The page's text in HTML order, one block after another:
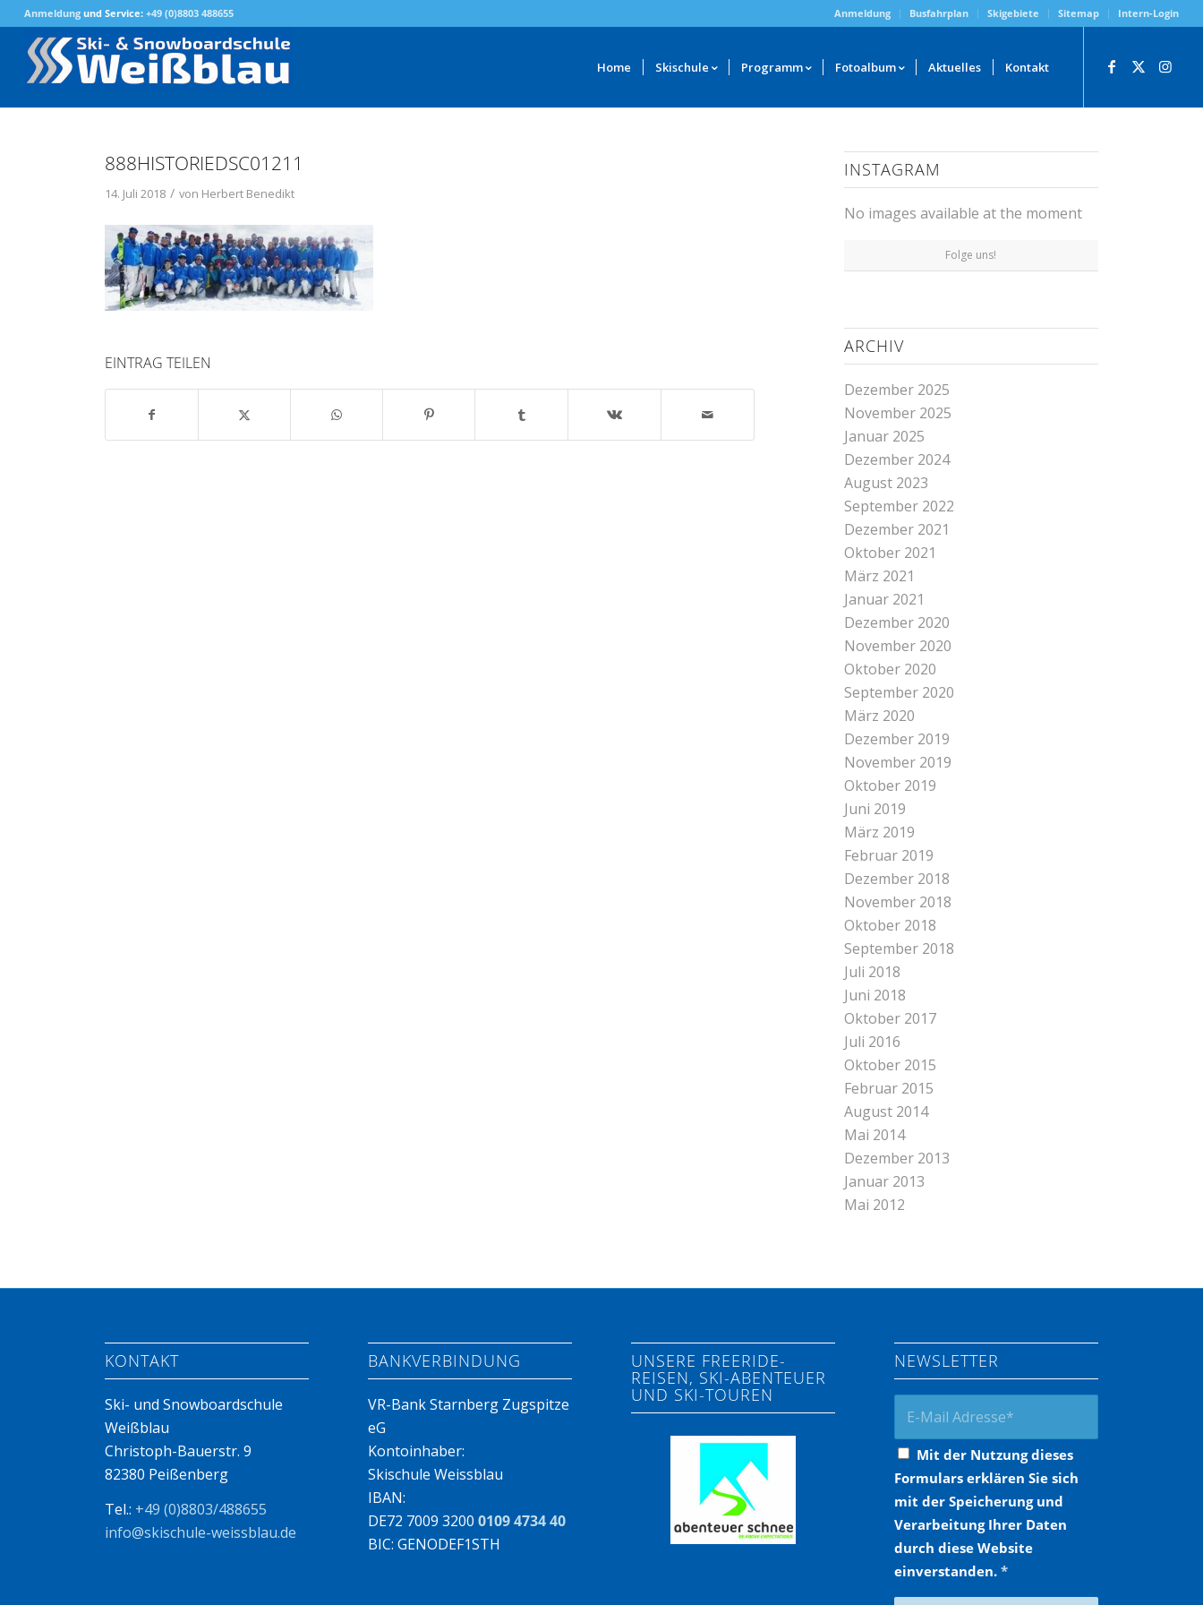
Anmeldung Busfahrplan Skigebiete Sitemap Intern-Login
Anmeldungund Service: +49 (0)8803 488655
Home Skischule Programm Fotoalbum Aktuelles Kontakt
888HISTORIEDSC01211
14. Juli 2018 / von Herbert Benedikt
EINTRAG TEILEN
INSTAGRAM
No images available at the moment
Folge uns!
ARCHIV
Dezember 2025
November 2025
Januar 2025
Dezember 2024
August 2023
September 2022
Dezember 2021
Oktober 2021
März 2021
Januar 2021
Dezember 2020
November 2020
Oktober 2020
September 2020
März 2020
Dezember 2019
November 2019
Oktober 2019
Juni 2019
März 2019
Februar 2019
Dezember 2018
November 2018
Oktober 2018
September 2018
Juli 2018
Juni 2018
Oktober 2017
Juli 2016
Oktober 2015
Februar 2015
August 2014
Mai 2014
Dezember 2013
Januar 2013
Mai 2012
KONTAKT
Ski- und Snowboardschule
Weißblau
Christoph-Bauerstr. 9
82380 Peißenberg
Tel.: +49 (0)8803/488655
info@skischule-weissblau.de
BANKVERBINDUNG
VR-Bank Starnberg Zugspitze
eG
Kontoinhaber:
Skischule Weissblau
IBAN:
DE72 7009 32000109 4734 40
BIC: GENODEF1STH
UNSERE FREERIDE-
REISEN, SKI-ABENTEUER
UND SKI-TOUREN
NEWSLETTER
Mit der Nutzung dieses
Formulars erklären Sie sich
mit der Speicherung und
Verarbeitung Ihrer Daten
durch diese Website
einverstanden.*